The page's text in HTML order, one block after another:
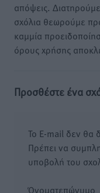
απόψεις.
σχόλια θεωρούμε
καμμία
όρους χρήσης
Προσθέστε ένα
Το E-mail δεν θα
Πρέπει να
υποβολή του
Όνοματεπώνυμο